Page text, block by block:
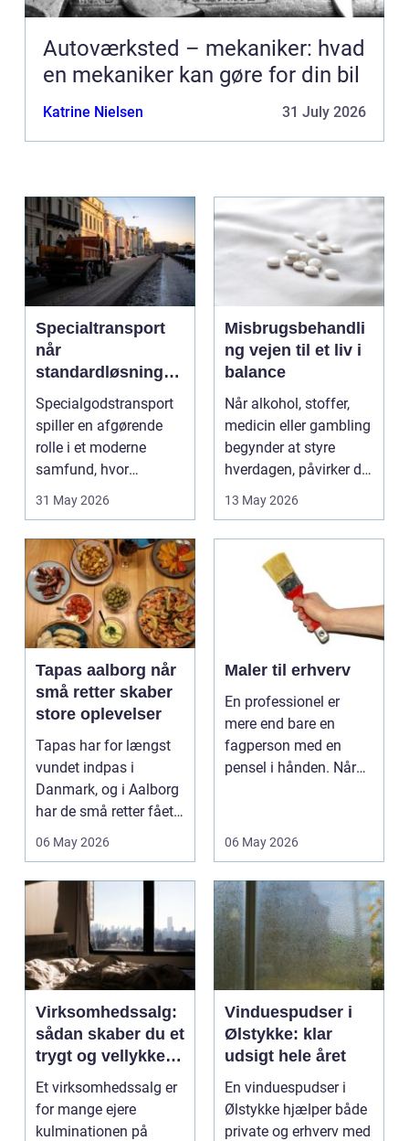
Autoværksted – mekaniker: hvad
en mekaniker kan gøre for din bil
Katrine Nielsen 31 July 2026
Specialtransport
når
standardløsninger
ikke rækker
Specialgodstransport
spiller en afgørende
rolle i et moderne
samfund, hvor
industrien bliver mere
31 May 2026
Misbrugsbehandli
ng vejen til et liv i
balance
Når alkohol, stoffer,
medicin eller gambling
begynder at styre
hverdagen, påvirker det
ikke kun pers...
13 May 2026
Tapas aalborg når
små retter skaber
store oplevelser
Tapas har for længst
vundet indpas i
Danmark, og i Aalborg
har de små retter fået
deres helt eget li...
06 May 2026
Maler til erhverv
En professionel er
mere end bare en
fagperson med en
pensel i hånden. Når
06 May 2026
Virksomhedssalg:
sådan skaber du et
trygt og vellykket
salg
Et virksomhedssalg er
for mange ejere
kulminationen på
Vinduespudser i
Ølstykke: klar
udsigt hele året
En vinduespudser i
Ølstykke hjælper både
private og erhverv med